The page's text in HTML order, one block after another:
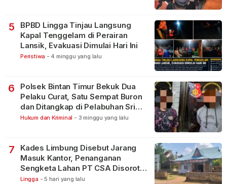
5
BPBD Lingga Tinjau Langsung
Kapal Tenggelam di Perairan
Lansik, Evakuasi Dimulai Hari Ini
Peristiwa - 4 minggu yang lalu
6
Polsek Bintan Timur Bekuk Dua
Pelaku Curat, Satu Sempat Buron
dan Ditangkap di Pelabuhan Sri
Bintan Pura
Hukum dan Kriminal - 3 minggu yang lalu
7
Kades Limbung Disebut Jarang
Masuk Kantor, Penanganan
Sengketa Lahan PT CSA Disorot
Warga
Lingga - 5 hari yang lalu